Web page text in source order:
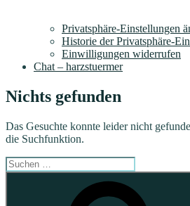
Privatsphäre-Einstellungen
Historie der Privatsphäre-
Einwilligungen widerrufen
Chat – harzstuermer
Nichts gefunden
Das Gesuchte konnte leider nicht
die Suchfunktion.
Suchen
nach: